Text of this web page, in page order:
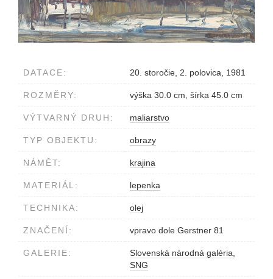
DATACE: 20. storočie, 2. polovica, 1981
ROZMĚRY: výška 30.0 cm, šírka 45.0 cm
VÝTVARNÝ DRUH: maliarstvo
TYP OBJEKTU: obrazy
NÁMĚT: krajina
MATERIÁL: lepenka
TECHNIKA: olej
ZNAČENÍ: vpravo dole Gerstner 81
GALERIE:
Slovenská národná galéria,
SNG